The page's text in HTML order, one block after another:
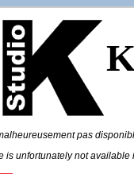
pas
is unfortunately not